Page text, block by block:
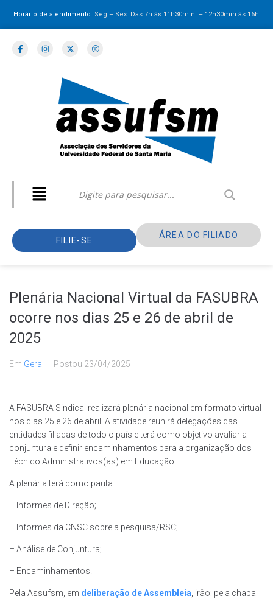
Horário de atendimento: Seg – Sex: Das 7h às 11h30min – 12h30minàs 16h
FILIE-SE
ÁREA DO FILIADO
Plenária Nacional Virtual da FASUBRA
ocorre nos dias 25 e 26 de abril de
2025
Em Geral Postou 23/04/2025
A FASUBRA Sindical realizará plenária nacional em formato virtual
nos dias 25 e 26 de abril. A atividade reunirá delegações das
entidades filiadas de todo o país e terá como objetivo avaliar a
conjuntura e definir encaminhamentos para a organização dos
Técnico Administrativos(as) em Educação.
A plenária terá como pauta:
– Informes de Direção;
– Informes da CNSC sobre a pesquisa/RSC;
– Análise de Conjuntura;
– Encaminhamentos.
Pela Assufsm, em deliberação de Assembleia, irão: pela chapa